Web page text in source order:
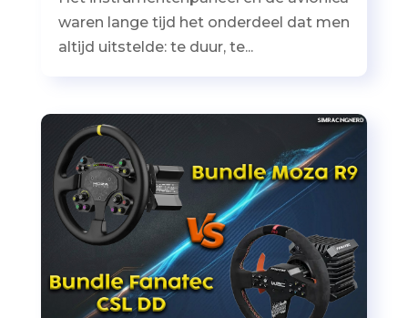
waren lange tijd het onderdeel dat men
altijd uitstelde: te duur, te...